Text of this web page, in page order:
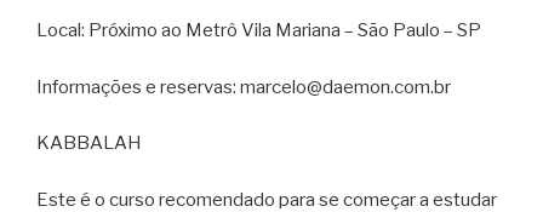
Local: Próximo ao Metrô Vila Mariana – São Paulo – SP
Informações e reservas: marcelo@daemon.com.br
KABBALAH
Este é o curso recomendado para se começar a estudar